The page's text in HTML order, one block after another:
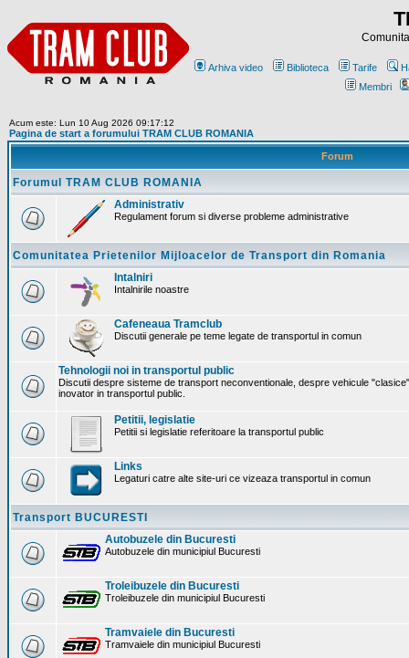
Arhiva video Biblioteca Tarife
Membri
Acum este: Lun 10 Aug 2026 09:17:12
Pagina de start a forumului TRAM CLUB ROMANIA
Forum
Forumul TRAM CLUB ROMANIA
Administrativ
Regulament forum si diverse probleme administrative
Comunitatea Prietenilor Mijloacelor de Transport din Romania
Intalniri
Intalnirile noastre
Cafeneaua Tramclub
Discutii generale pe teme legate de transportul in comun
Tehnologii noi in transportul public
Discutii despre sisteme de transport neconventionale, despre vehicule
inovator in transportul public.
Petitii, legislatie
Petitii si legislatie referitoare la transportul public
Links
Legaturi catre alte site-uri ce vizeaza transportul in comun
Transport BUCURESTI
Autobuzele din Bucuresti
Autobuzele din municipiul Bucuresti
Troleibuzele din Bucuresti
Troleibuzele din municipiul Bucuresti
Tramvaiele din Bucuresti
Tramvaiele din municipiul Bucuresti